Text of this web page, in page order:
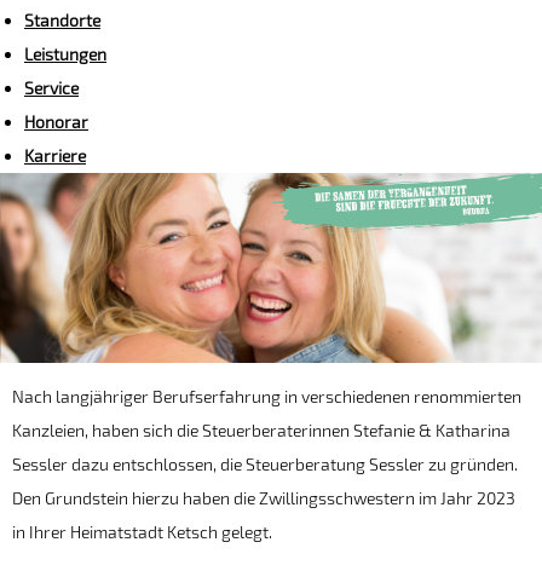
Standorte
Leistungen
Service
Honorar
Karriere
Nach langjähriger Berufserfahrung in verschiedenen renommierten
Kanzleien, haben sich die Steuerberaterinnen Stefanie & Katharina
Sessler dazu entschlossen, die Steuerberatung Sessler zu gründen.
Den Grundstein hierzu haben die Zwillingsschwestern im Jahr 2023
in Ihrer Heimatstadt Ketsch gelegt.